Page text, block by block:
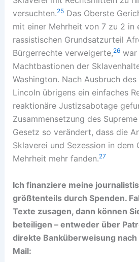
versuchten.25Das Oberste
mit einer Mehrheit von 7 zu 2 in
rassistischen Grundsatzurteil
Bürgerrechte verweigerte,26war
Machtbastionen der
Washington. Nach Ausbruch
Lincoln übrigens ein einfaches
reaktionäre Justizsabotage
Zusammensetzung des
Gesetz so verändert, dass die
Sklaverei und Sezession in dem
Mehrheit mehr fanden.27
Ich finanziere meine
größtenteils durch Spenden.
Texte zusagen, dann können
beteiligen – entweder über
direkte Banküberweisung
Mail: